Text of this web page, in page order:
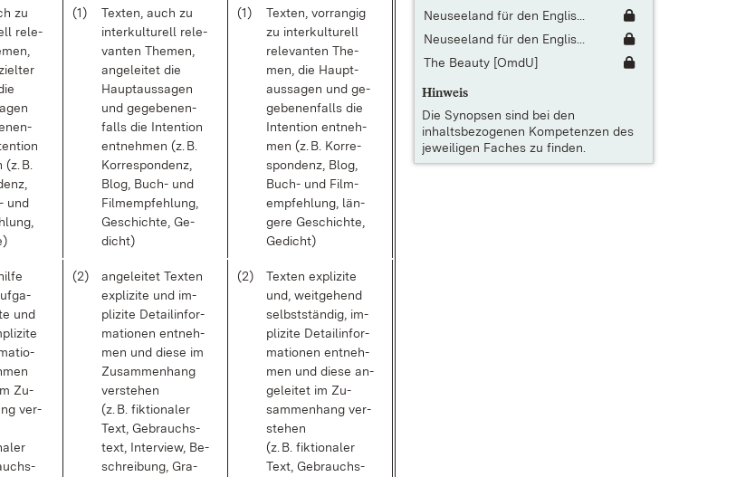
zu
re­le­
B.
und
(1)
Tex­ten, auch zu
in­ter­kul­tu­rell re­le­
van­ten The­men,
an­ge­lei­tet die
Haupt­aus­sa­gen
und ge­ge­be­nen­
falls die In­ten­tion
ent­neh­men (z. B.
Kor­re­spon­denz,
Blog, Buch- und
Film­emp­feh­lung,
Ge­schich­te, Ge­
dicht)
(1)
Tex­ten, vor­ran­gig
zu in­ter­kul­tu­rell
re­le­van­ten The­
men, die Haupt­
aus­sa­gen und ge­
ge­be­nen­falls die
In­ten­tion ent­neh­
men (z. B. Kor­re­
spon­denz, Blog,
Buch- und Film­
emp­feh­lung, län­
ge­re Ge­schich­te,
Ge­dicht)
und
Zu­
ver­
(2)
an­ge­lei­tet Tex­ten
ex­pli­zi­te und im­
pli­zi­te De­tail­in­for­
ma­tio­nen ent­neh­
men und die­se im
Zu­sam­men­hang
ver­ste­hen
(z. B. fik­tio­na­ler
Text, Ge­brauchs­
text, In­ter­view, Be­
schrei­bung, Gra­
(2)
Tex­ten ex­pli­zi­te
und, weit­ge­hend
selbst­stän­dig, im­
pli­zi­te De­tail­in­for­
ma­tio­nen ent­neh­
men und die­se an­
ge­lei­tet im Zu­
sam­men­hang ver­
ste­hen
(z. B. fik­tio­na­ler
Text, Ge­brauchs­
Neuseeland für den Englis...
Neuseeland für den Englis...
The Beauty [OmdU]
Hinweis
Die Synopsen sind bei den
inhaltsbezogenen Kompetenzen des
jeweiligen Faches zu finden.